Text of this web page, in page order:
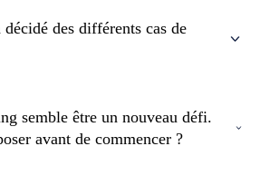
des différents cas de
semble être un nouveau défi.
avant de commencer ?